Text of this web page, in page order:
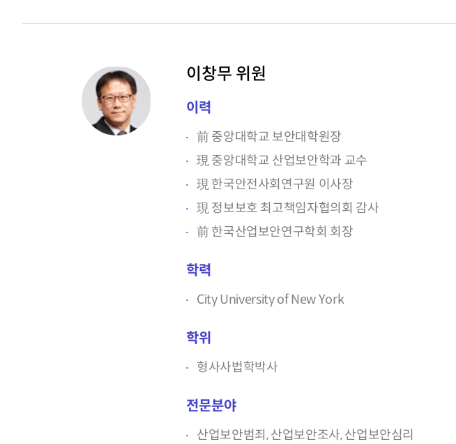
이창무 위원
이력
前 중앙대학교 보안대학원장
現 중앙대학교 산업보안학과 교수
現 한국안전사회연구원 이사장
現 정보보호 최고책임자협의회 감사
前 한국산업보안연구학회 회장
학력
City University of New York
학위
형사사법학박사
전문분야
산업보안범죄, 산업보안조사, 산업보안심리